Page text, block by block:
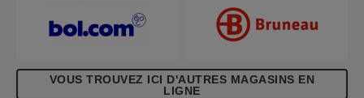
VOUS TROUVEZ ICI D'AUTRES MAGASINS EN
LIGNE